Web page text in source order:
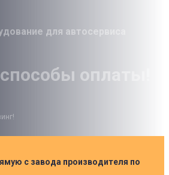
для автосервиса
оплаты!
с завода производителя по